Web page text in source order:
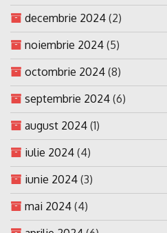
decembrie 2024 (2)
noiembrie 2024 (5)
octombrie 2024 (8)
septembrie 2024 (6)
august 2024 (1)
iulie 2024 (4)
iunie 2024 (3)
mai 2024 (4)